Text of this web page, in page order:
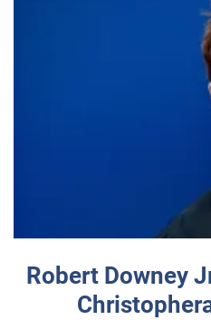
Robert Downey